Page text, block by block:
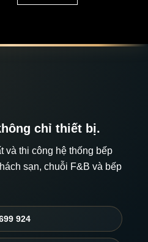
chỉ thiết bị.
và thi công hệ thống bếp
sạn, chuỗi F&B và bếp
924